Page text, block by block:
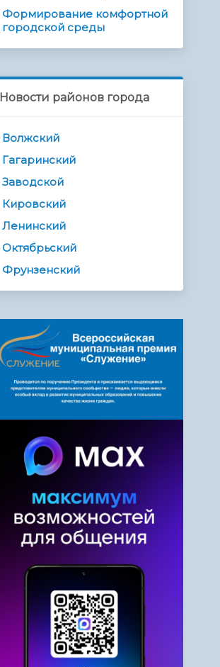
Формирование комфортной
городской среды
Новости районов города
Волжский
Гагаринский
Заводской
Кировский
Ленинский
Октябрьский
Фрунзенский